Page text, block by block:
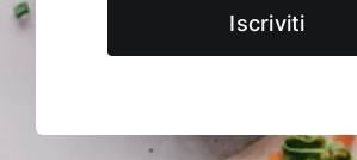
Iscriviti